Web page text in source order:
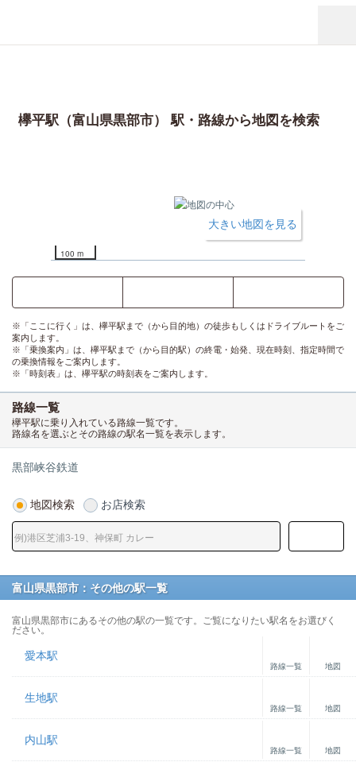
欅平駅（富山県黒部市） 駅・路線から地図を検索
100 m
大きい地図を見る
※「ここに行く」は、欅平駅まで（から目的地）の徒歩もしくはドライブルートをご
案内します。
※「乗換案内」は、欅平駅まで（から目的駅）の終電・始発、現在時刻、指定時間で
の乗換情報をご案内します。
※「時刻表」は、欅平駅の時刻表をご案内します。
路線一覧
欅平駅に乗り入れている路線一覧です。
路線名を選ぶとその路線の駅名一覧を表示します。
黒部峡谷鉄道
地図検索 お店検索
富山県黒部市：その他の駅一覧
富山県黒部市にあるその他の駅の一覧です。ご覧になりたい駅名をお選びく
ださい。
愛本駅
路線一覧 地図
生地駅
路線一覧 地図
内山駅
路線一覧 地図